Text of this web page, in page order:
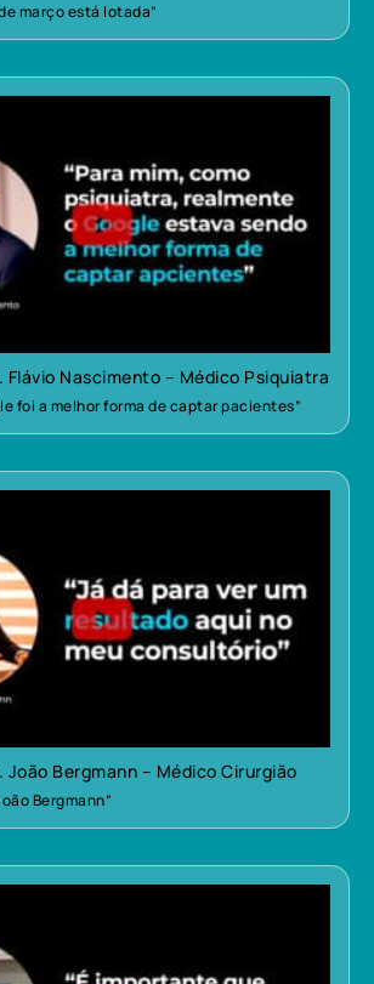
março está lotada”
Flávio Nascimento – Médico Psiquiatra
foi a melhor forma de captar pacientes”
João Bergmann – Médico Cirurgião
Bergmann”